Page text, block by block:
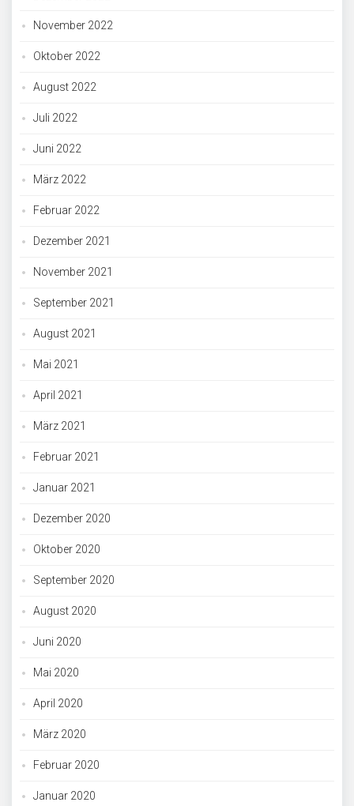
November 2022
Oktober 2022
August 2022
Juli 2022
Juni 2022
März 2022
Februar 2022
Dezember 2021
November 2021
September 2021
August 2021
Mai 2021
April 2021
März 2021
Februar 2021
Januar 2021
Dezember 2020
Oktober 2020
September 2020
August 2020
Juni 2020
Mai 2020
April 2020
März 2020
Februar 2020
Januar 2020